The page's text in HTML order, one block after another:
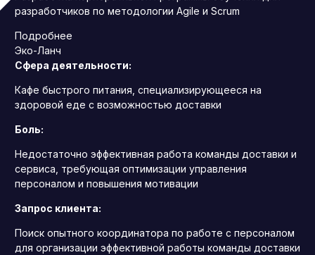
разработчиков по методологии Agile и Scrum
Подробнее
Эко-Ланч
Сфера деятельности:
Кафе быстрого питания, специализирующееся на
здоровой еде с возможностью доставки
Боль:
Недостаточно эффективная работа команды доставки и
сервиса, требующая оптимизации управления
персоналом и повышения мотивации
Запрос клиента:
Поиск опытного координатора по работе с персоналом
для организации эффективной работы команды доставки